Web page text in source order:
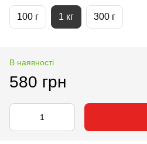
100 г 1 кг 300 г
В наявності
580 грн